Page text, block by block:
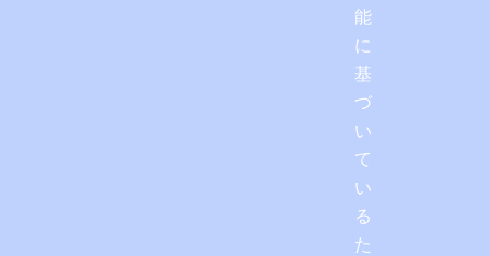
能
に
基
づ
い
て
い
る
た